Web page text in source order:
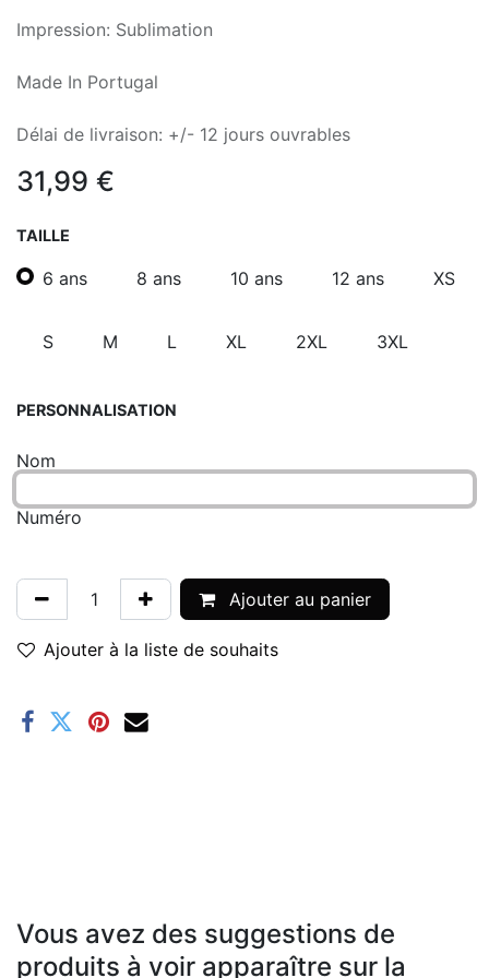
Impression: Sublimation
Made In Portugal
Délai de livraison: +/- 12 jours ouvrables
31,99 €
TAILLE
6 ans 8 ans 10 ans 12 ans XS
S M L XL 2XL 3XL
PERSONNALISATION
Nom
Numéro
Ajouter au panier
Ajouter à la liste de souhaits
Vous avez des suggestions de
produits à voir apparaître sur la